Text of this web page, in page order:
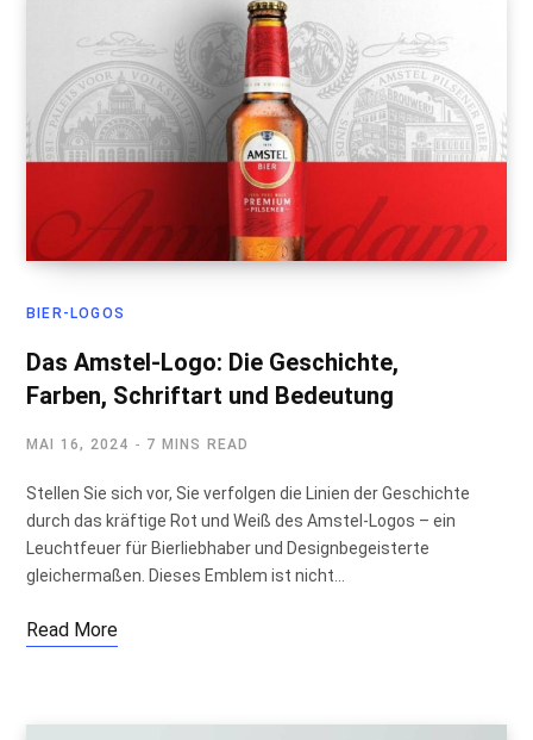
BIER-LOGOS
Das Amstel-Logo: Die Geschichte,
Farben, Schriftart und Bedeutung
MAI 16, 2024 7 MINS READ
Stellen Sie sich vor, Sie verfolgen die Linien der Geschichte
durch das kräftige Rot und Weiß des Amstel-Logos – ein
Leuchtfeuer für Bierliebhaber und Designbegeisterte
gleichermaßen. Dieses Emblem ist nicht…
Read More